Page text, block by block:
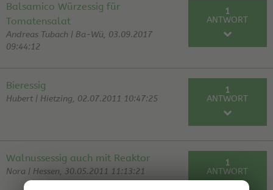
Balsamico Würzessig für
Tomatensalat
Andreas Tubach | Ba-Wü, 03.09.2017
09:44:12
1
ANTWORT
RE: Balsamico Würzessig für
Tomatensalat
Sabine |
28.03.20
Bieressig
Hubert | Hietzing, 02.07.2011 10:47:25
1
ANTWORT
RE: Bieressig Udo | 28.03.20
Walnussessig auch mit Reaktor
Nora | Hessen, 30.05.2011 11:13:21
1
ANTWORT